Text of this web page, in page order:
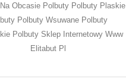
Obcasie Polbuty Polbuty Plaskie
Polbuty Wsuwane Polbuty
Polbuty Sklep Internetowy Www
Elitabut Pl